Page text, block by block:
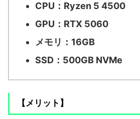
CPU：Ryzen 5 4500
GPU：RTX 5060
メモリ：16GB
SSD：500GB NVMe
【メリット】